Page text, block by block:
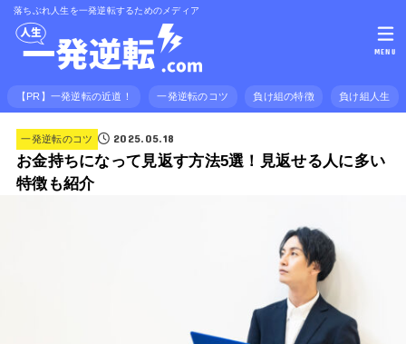
落ちぶれ人生を一発逆転するためのメディア
【PR】一発逆転の近道！ 一発逆転のコツ 負け組の特徴 負け組人生
MENU
一発逆転のコツ 2025.05.18
お金持ちになって見返す方法5選！見返せる人に多い
特徴も紹介